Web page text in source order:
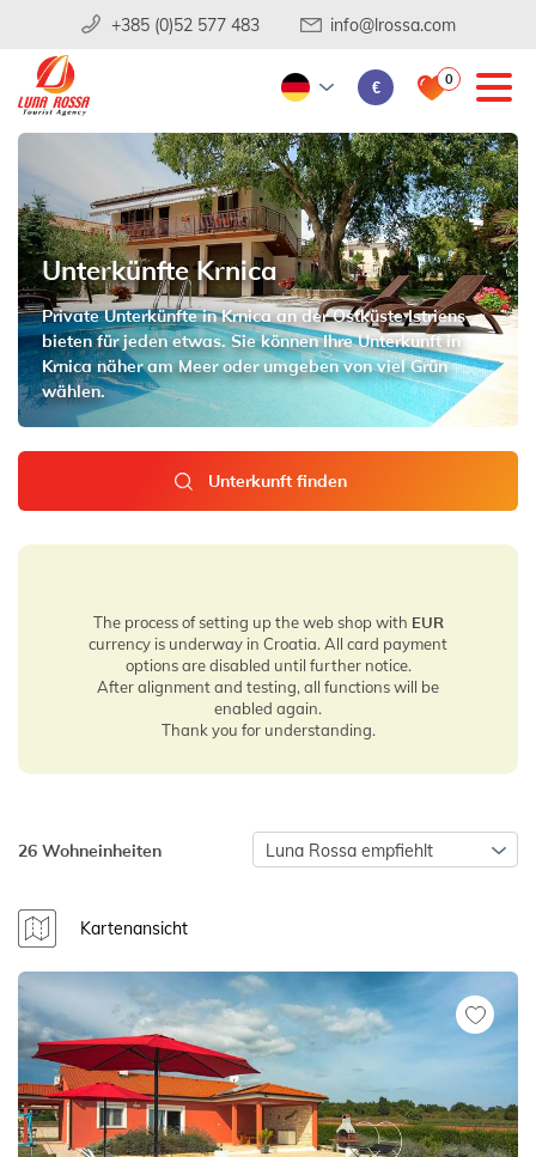
+385 (0)52 577 483 info@lrossa.com
€ 0
Unterkünfte Krnica
Private Unterkünfte in Krnica an der Ostküste Istriens
bieten für jeden etwas. Sie können Ihre Unterkunft in
Krnica näher am Meer oder umgeben von viel Grün
wählen.
Unterkunft finden
The process of setting up the web shop with EUR
currency is underway in Croatia. All card payment
options are disabled until further notice.
After alignment and testing, all functions will be
enabled again.
Thank you for understanding.
26 Wohneinheiten Luna Rossa empfiehlt
Kartenansicht